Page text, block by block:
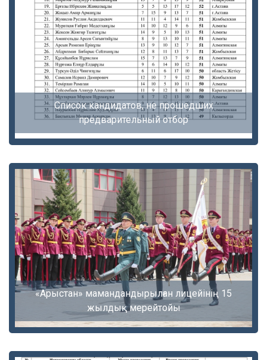
Список кандидатов, не прошедших
предварительный отбор
«Арыстан» мамандандырылған лицейінің 15
жылдық мерейтойы